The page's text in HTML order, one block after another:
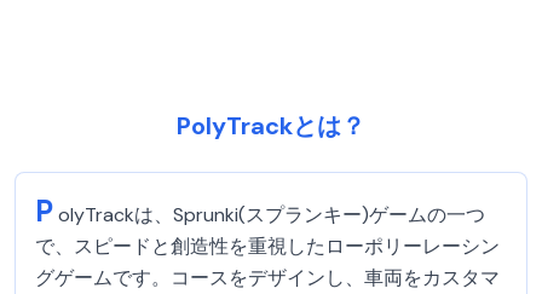
PolyTrackとは？
PolyTrackは、Sprunki(スプランキー)ゲームの一つ
で、スピードと創造性を重視したローポリーレーシン
グゲームです。コースをデザインし、車両をカスタマ